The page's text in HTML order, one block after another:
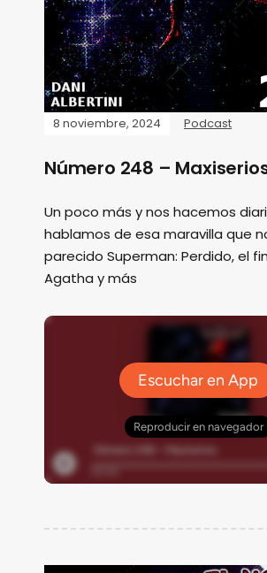
8 noviembre, 2024 Podcast
Número 248 –
Un poco más y nos hacemos
hablamos de esa maravilla que
parecido Superman: Perdido, el
Agatha y más